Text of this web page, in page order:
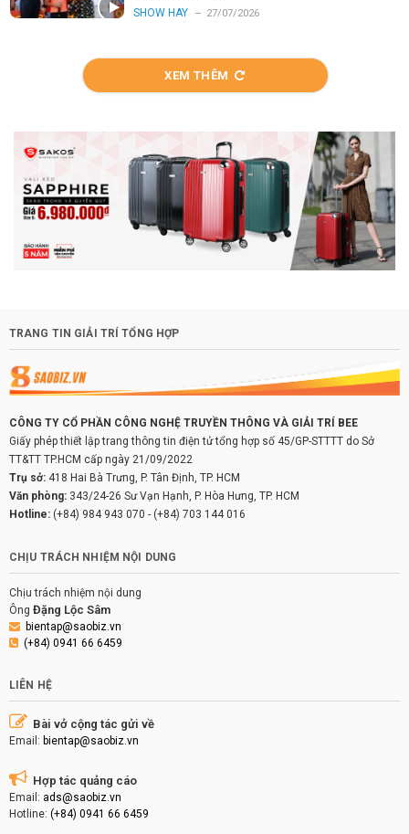
SHOW HAY 27/07/2026
XEM THÊM
TRANG TIN GIẢI TRÍ TỔNG HỢP
CÔNG TY CỔ PHẦN CÔNG NGHỆ TRUYỀN THÔNG VÀ GIẢI TRÍ BEE
Giấy phép thiết lập trang thông tin điện tử tổng hợp số 45/GP-STTTT do Sở
TT&TT TP.HCM cấp ngày 21/09/2022
Trụ sở: 418 Hai Bà Trưng, P. Tân Định, TP. HCM
Văn phòng: 343/24-26 Sư Vạn Hạnh, P. Hòa Hưng, TP. HCM
Hotline: (+84) 984 943 070 - (+84) 703 144 016
CHỊU TRÁCH NHIỆM NỘI DUNG
Chịu trách nhiệm nội dung
Ông Đặng Lộc Sâm
bientap@saobiz.vn
(+84) 0941 66 6459
LIÊN HỆ
Bài vở cộng tác gửi về
Email: bientap@saobiz.vn
Hợp tác quảng cáo
Email: ads@saobiz.vn
Hotline: (+84) 0941 66 6459